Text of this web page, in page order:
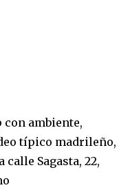
con ambiente,
típico madrileño,
calle Sagasta, 22,